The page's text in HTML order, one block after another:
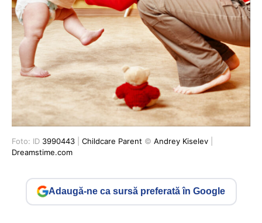
Foto: ID 3990443 Childcare Parent © Andrey Kiselev
Dreamstime.com
Adaugă-ne ca sursă preferată în Google